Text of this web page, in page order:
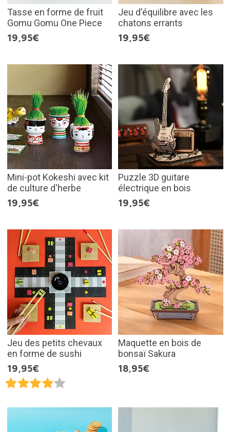
Tasse en forme de fruit
Gomu Gomu One Piece
19,95€
Jeu d'équilibre avec les
chatons errants
19,95€
Mini-pot Kokeshi avec kit
de culture d'herbe
19,95€
Puzzle 3D guitare
électrique en bois
19,95€
Jeu des petits chevaux
en forme de sushi
19,95€
Maquette en bois de
bonsaï Sakura
18,95€